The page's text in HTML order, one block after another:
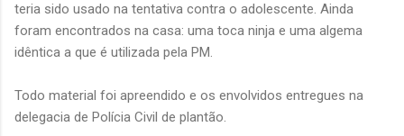
teria sido usado na tentativa contra o adolescente. Ainda
foram encontrados na casa: uma toca ninja e uma algema
idêntica a que é utilizada pela PM.
Todo material foi apreendido e os envolvidos entregues na
delegacia de Polícia Civil de plantão.